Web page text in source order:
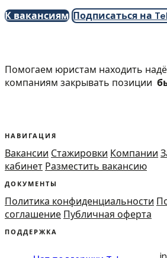
К вакансиям Подписаться на
Помогаем юристам находить
компаниям закрывать позиции
НАВИГАЦИЯ
Вакансии Стажировки Компании
кабинет Разместить вакансию
ДОКУМЕНТЫ
Политика конфиденциальности
соглашение Публичная оферта
ПОДДЕРЖКА